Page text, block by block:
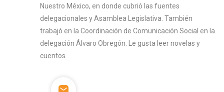
Nuestro México, en donde cubrió las fuentes
delegacionales y Asamblea Legislativa. También
trabajó en la Coordinación de Comunicación Social en la
delegación Álvaro Obregón. Le gusta leer novelas y
cuentos.